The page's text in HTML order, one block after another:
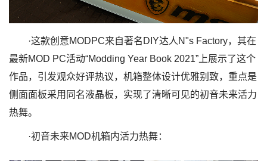
·这款创意MODPC来自著名DIY达人N"s Factory，其在
最新MOD PC活动“Modding Year Book 2021”上展示了这个
作品，引发观众好评热议，机箱整体设计优雅别致，重点是
侧面面板采用同名液晶板，实现了清晰可见的初音未来活力
热舞。
·初音未来MOD机箱内活力热舞：